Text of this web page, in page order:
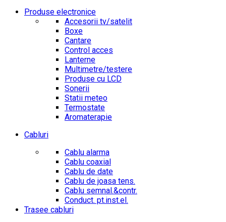
Produse electronice
Accesorii tv/satelit
Boxe
Cantare
Control acces
Lanterne
Multimetre/testere
Produse cu LCD
Sonerii
Statii meteo
Termostate
Aromaterapie
Cabluri
Cablu alarma
Cablu coaxial
Cablu de date
Cablu de joasa tens.
Cablu semnal.&contr.
Conduct. pt.inst.el.
Trasee cabluri